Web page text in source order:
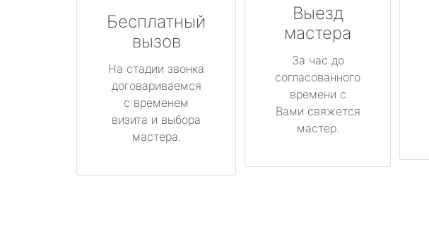
Бесплатный
вызов
На стадии звонка
договариваемся
с временем
визита и выбора
мастера.
Выезд
мастера
За час до
согласованного
времени с
Вами свяжется
мастер.